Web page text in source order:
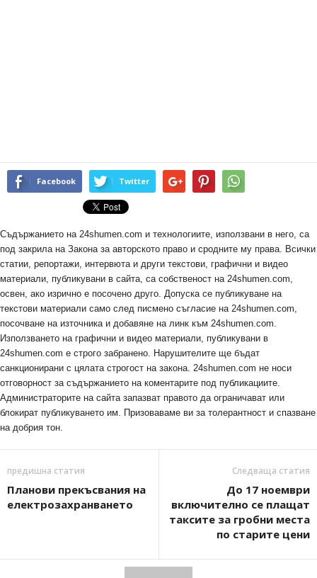
Facebook Twitter
Съдържанието на 24shumen.com и технологиите, използвани в него, са
под закрила на Закона за авторското право и сродните му права. Всички
статии, репортажи, интервюта и други текстови, графични и видео
материали, публикувани в сайта, са собственост на 24shumen.com,
освен, ако изрично е посочено друго. Допуска се публикуване на
текстови материали само след писмено съгласие на 24shumen.com,
посочване на източника и добавяне на линк към 24shumen.com.
Използването на графични и видео материали, публикувани в
24shumen.com е строго забранено. Нарушителите ще бъдат
санкционирани с цялата строгост на закона. 24shumen.com не носи
отговорност за съдържанието на коментарите под публикациите.
Администраторите на сайта запазват правото да ограничават или
блокират публикуването им. Призоваваме ви за толерантност и спазване
на добрия тон.
предишна статия
Планови прекъсвания на
електрозахранването
Следваща статия
До 17 ноември
включително се плащат
таксите за гробни места
по старите цени